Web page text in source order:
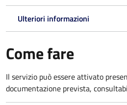
Ulteriori informazioni
Come fare
Il servizio può essere attivato
documentazione prevista,